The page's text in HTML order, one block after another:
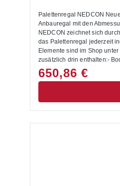
Palettenregal NEDCON
Anbauregal mit den
NEDCON zeichnet sich
das Palettenregal jederzeit
Elemente sind im Shop unter
zusätzlich drin enthalten:-
Maße setzen Sie sich bitte
geeignet.Die Anlieferung
650,86 €